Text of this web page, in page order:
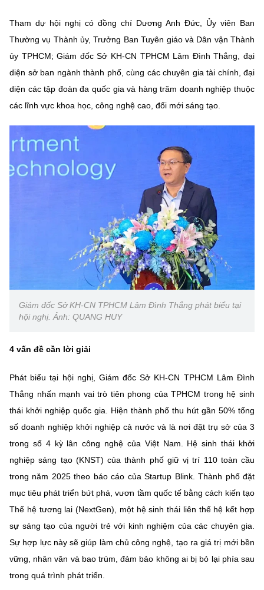
Sở hữu trí tuệ
Năng lượng nguyên tử
Tin tổng hợp
Tin địa phương
Đổi mới sáng tạo
Chuyển đổi số
Sở hữu trí tuệ
Tiêu chuẩn, đo lường, chất lượng
THƯ ĐIỆN TỬ
Khác
Videos
Infographic
Ảnh
Voice
Vietnamese English
BỘ KHOA HỌC VÀ CÔNG NGHỆ
MINISTRY OF SCIENCE AND TECHNOLOGY
Chịu trách nhiệm nội dung: Nguyễn Thị Hải Hằng
Giám đốc Trung tâm Truyền thông Khoa học và Công nghệ.
Liên hệ
Địa chỉ: Ban Biên tập Cổng TTĐT - 18 Nguyễn Du, TP. Hà Nội
Email:stc@mst.gov.vn
©2026 Bản quyền thuộc Bộ Khoa Học và Công Nghệ
(Ghi rõ nguồn "https://mst.gov.vn" khi phát hành lại thông tin từ
Tham dự hội nghị có đồng chí Dương Anh Đức, Ủy viên Ban
Thường vụ Thành ủy, Trưởng Ban Tuyên giáo và Dân vận Thành
ủy TPHCM; Giám đốc Sở KH-CN TPHCM Lâm Đình Thắng, đại
diện sở ban ngành thành phố, cùng các chuyên gia tài chính, đại
diện các tập đoàn đa quốc gia và hàng trăm doanh nghiệp thuộc
các lĩnh vực khoa học, công nghệ cao, đổi mới sáng tạo.
Giám đốc Sở KH-CN TPHCM Lâm Đình Thắng phát biểu tại
hội nghị. Ảnh: QUANG HUY
4 vấn đề cần lời giải
Phát biểu tại hội nghị, Giám đốc Sở KH-CN TPHCM Lâm Đình
Thắng nhấn mạnh vai trò tiên phong của TPHCM trong hệ sinh
thái khởi nghiệp quốc gia. Hiện thành phố thu hút gần 50% tổng
số doanh nghiệp khởi nghiệp cả nước và là nơi đặt trụ sở của 3
trong số 4 kỳ lân công nghệ của Việt Nam. Hệ sinh thái khởi
nghiệp sáng tạo (KNST) của thành phố giữ vị trí 110 toàn cầu
trong năm 2025 theo báo cáo của Startup Blink. Thành phố đặt
mục tiêu phát triển bứt phá, vươn tầm quốc tế bằng cách kiến tạo
Thế hệ tương lai (NextGen), một hệ sinh thái liên thế hệ kết hợp
sự sáng tạo của người trẻ với kinh nghiệm của các chuyên gia.
Sự hợp lực này sẽ giúp làm chủ công nghệ, tạo ra giá trị mới bền
vững, nhân văn và bao trùm, đảm bảo không ai bị bỏ lại phía sau
trong quá trình phát triển.